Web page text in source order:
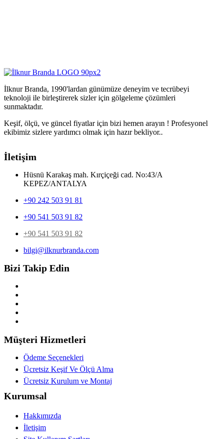
İlknur Branda, 1990'lardan günümüze deneyim ve tecrübeyi
teknoloji ile birleştirerek sizler için gölgeleme çözümleri
sunmaktadır.
Keşif, ölçü, ve güncel fiyatlar için bizi hemen arayın ! Profesyonel
ekibimiz sizlere yardımcı olmak için hazır bekliyor..
İletişim
Hüsnü Karakaş mah. Kırçiçeği cad. No:43/A
KEPEZ/ANTALYA
+90 242 503 91 81
+90 541 503 91 82
+90 541 503 91 82
bilgi@ilknurbranda.com
Bizi Takip Edin
Müşteri Hizmetleri
Ödeme Seçenekleri
Ücretsiz Keşif Ve Ölçü Alma
Ücretsiz Kurulum ve Montaj
Kurumsal
Hakkımızda
İletişim